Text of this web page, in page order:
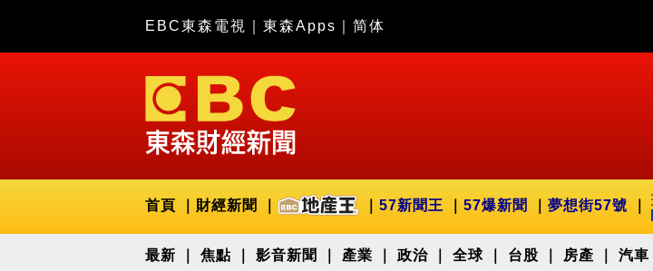
EBC東森電視 東森Apps 简体
首頁 財經新聞 57新聞王 57爆新聞 夢想街57號
最新 焦點 影音新聞 產業 政治 全球 台股 房產 汽車